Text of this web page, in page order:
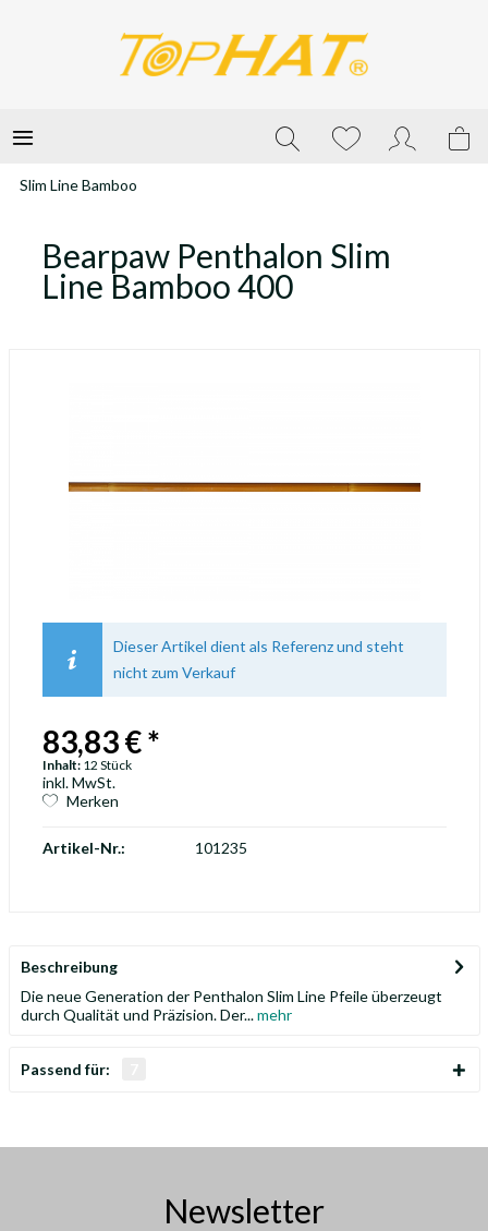
Slim Line Bamboo
Bearpaw Penthalon Slim
Line Bamboo 400
Dieser Artikel dient als Referenz und steht
nicht zum Verkauf
83,83 € *
Inhalt: 12 Stück
inkl. MwSt.
Merken
Artikel-Nr.: 101235
Beschreibung
Die neue Generation der Penthalon Slim Line Pfeile überzeugt
durch Qualität und Präzision. Der...mehr
Passend für:
Newsletter